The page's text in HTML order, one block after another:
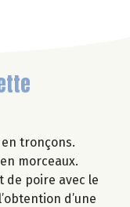
tronçons.
morceaux.
de poire avec le
d’une